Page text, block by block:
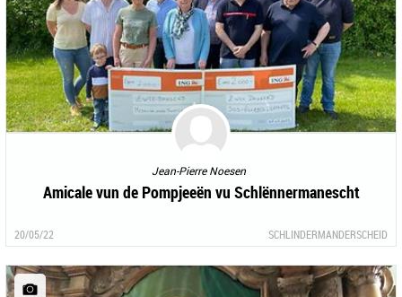
Jean-Pierre Noesen
Amicale vun de Pompjeeën vu Schlënnermanescht
20/05/22 SCHLINDERMANDERSCHEID